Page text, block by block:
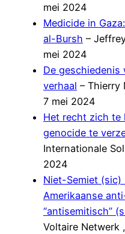
mei 2024
Medicide in
al-Bursh –
mei 2024
De
verhaal – Thierry
7 mei 2024
Het recht zich te
genocide te
Internationale
2024
Niet-Semiet (sic)
Amerikaanse
“antisemitisch”
Voltaire Netwerk